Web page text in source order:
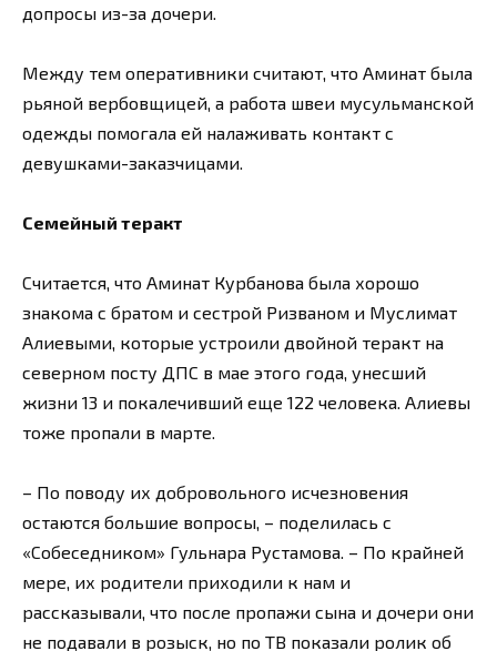
допросы из-за дочери.
Между тем оперативники считают, что Аминат была
рьяной вербовщицей, а работа швеи мусульманской
одежды помогала ей налаживать контакт с
девушками-заказчицами.
Семейный теракт
Считается, что Аминат Курбанова была хорошо
знакома с братом и сестрой Ризваном и Муслимат
Алиевыми, которые устроили двойной теракт на
северном посту ДПС в мае этого года, унесший
жизни 13 и покалечивший еще 122 человека. Алиевы
тоже пропали в марте.
– По поводу их добровольного исчезновения
остаются большие вопросы, – поделилась с
«Собеседником» Гульнара Рустамова. – По крайней
мере, их родители приходили к нам и
рассказывали, что после пропажи сына и дочери они
не подавали в розыск, но по ТВ показали ролик об